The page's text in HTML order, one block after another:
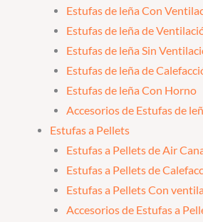
Estufas de leña Con
Estufas de leña de
Estufas de leña Sin
Estufas de leña de
Estufas de leña Con Horno
Accesorios de Estufas de
Estufas a Pellets
Estufas a Pellets de Air
Estufas a Pellets de
Estufas a Pellets Con
Accesorios de Estufas a